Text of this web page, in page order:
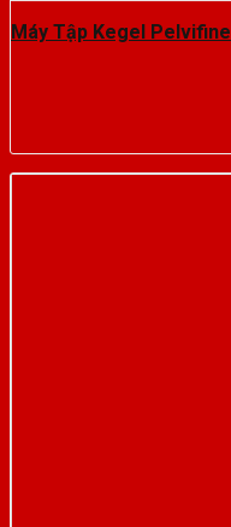
Máy Tập Kegel Pelvifine